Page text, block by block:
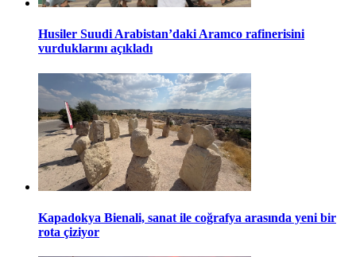
Husiler Suudi Arabistan’daki Aramco rafinerisini
vurduklarını açıkladı
Kapadokya Bienali, sanat ile coğrafya arasında yeni bir
rota çiziyor